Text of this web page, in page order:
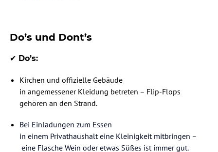
Do’s und Dont’s
✔️ Do’s:
Kirchen und offizielle Gebäude
in angemessener Kleidung betreten – Flip-Flops
gehören an den Strand.
Bei Einladungen zum Essen
in einem Privathaushalt eine Kleinigkeit mitbringen –
eine Flasche Wein oder etwas Süßes ist immer gut.